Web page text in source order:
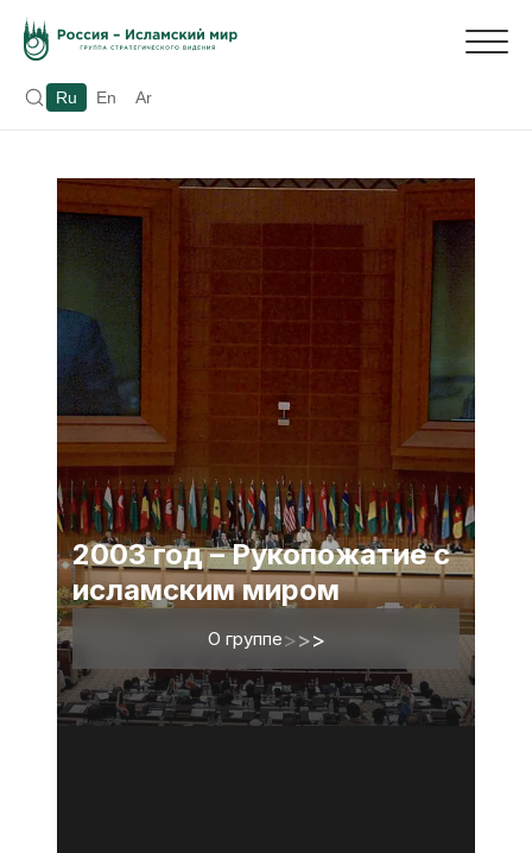
Ru En Ar
2003 год – Рукопожатие с
исламским миром
О группе>>>